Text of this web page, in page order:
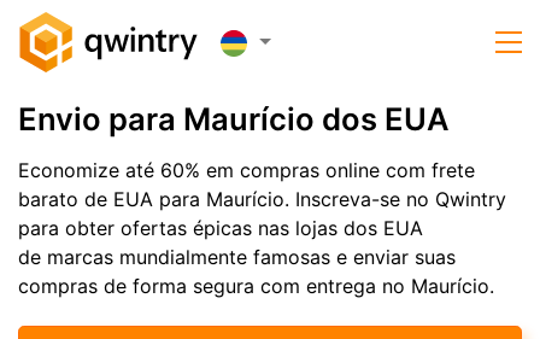
Envio para Maurício dos EUA
Economize até 60% em compras online com frete
barato de EUA para Maurício. Inscreva-se no Qwintry
para obter ofertas épicas nas lojas dos EUA
de marcas mundialmente famosas e enviar suas
compras de forma segura com entrega no Maurício.